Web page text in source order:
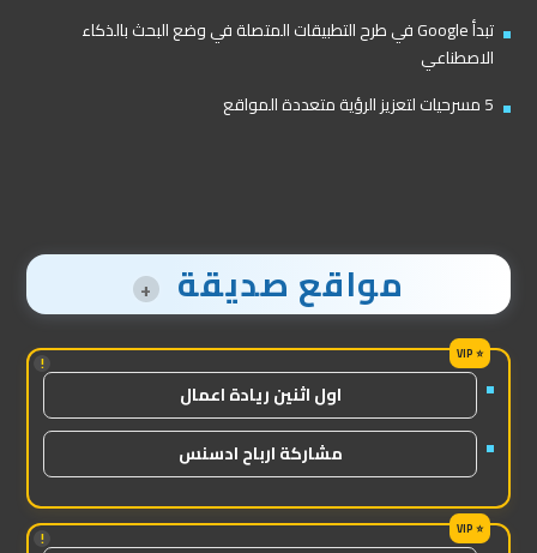
تبدأ Google في طرح التطبيقات المتصلة في وضع البحث بالذكاء
الاصطناعي
5 مسرحيات لتعزيز الرؤية متعددة المواقع
مواقع صديقة +
!
اول اثنين ريادة اعمال
مشاركة ارباح ادسنس
!